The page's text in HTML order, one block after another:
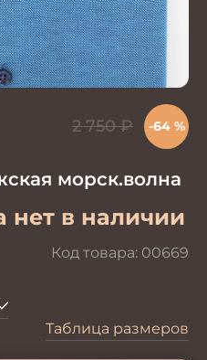
морск.волна
нет в наличии
Код товара: 00669
2 750₽ -64 %
Таблица размеров